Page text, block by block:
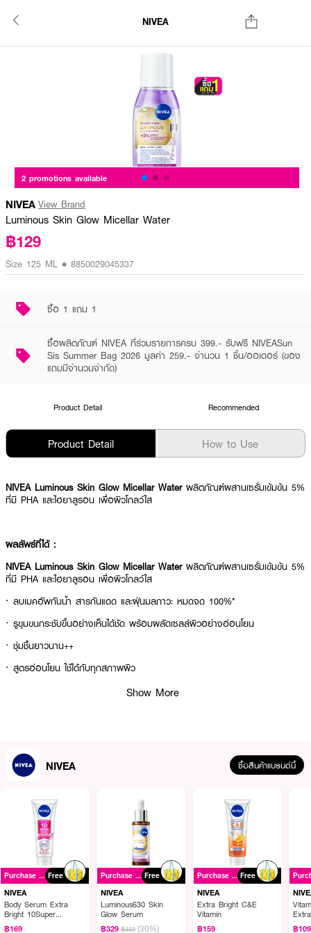
NIVEA
2 promotions available
NIVEA View Brand
Luminous Skin Glow Micellar Water
฿129
Size 125 ML • 8850029045337
ซื้อ 1 แถม 1
ซื้อผลิตภัณฑ์ NIVEA ที่ร่วมรายการครบ 399.- รับฟรี NIVEASun
Sis Summer Bag 2026 มูลค่า 259.- จำนวน 1 ชิ้น/ออเดอร์ (ของ
แถมมีจำนวนจำกัด)
Product Detail Recommended
Product Detail How to Use
NIVEA Luminous Skin Glow Micellar Water ผลิตภัณฑ์ผสานเซรั่มเข้มข้น 5%
ที่มี PHA และไฮยาลูรอน เพื่อผิวโกลว์ใส
ผลลัพธ์ที่ได้ :
NIVEA Luminous Skin Glow Micellar Water ผลิตภัณฑ์ผสานเซรั่มเข้มข้น 5%
ที่มี PHA และไฮยาลูรอน เพื่อผิวโกลว์ใส
· ลบเมคอัพกันน้ำ สารกันแดด และฝุ่นมลภาวะ หมดจด 100%*
· รูขุมขนกระชับขึ้นอย่างเห็นได้ชัด พร้อมผลัดเซลล์ผิวอย่างอ่อนโยน
· ชุ่มชื้นยาวนาน++
· สูตรอ่อนโยน ใช้ได้กับทุกสภาพผิว
· FDA Registration No. : 11-1-6800027692
เขย่าส่วนผสมให้เข้ากัน ใช้คู่กับสำลี เช็ดเบาๆทั่วใบหน้า โดยไม่ต้องล้างออก
Show More
NIVEA ซื้อสินค้าแบรนด์นี้
Purchase ฿399+ Free
NIVEA
Body Serum Extra
Bright 10Super
Vitamins & Skin Foods
฿169
Purchase ฿399+ Free
NIVEA
Luminous630 Skin
Glow Serum
฿329 ฿469 (30%)
Purchase ฿399+ Free
NIVEA
Extra Bright C&E
Vitamin
฿159
฿109